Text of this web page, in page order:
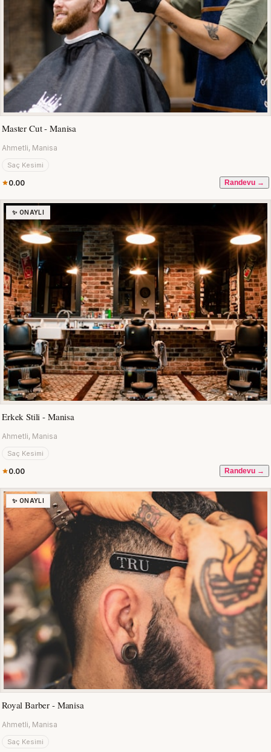
Master Cut - Manisa
Ahmetli, Manisa
Saç Kesimi
0.00 Randevu →
✨ ONAYLI
Erkek Stili - Manisa
Ahmetli, Manisa
Saç Kesimi
0.00 Randevu →
✨ ONAYLI
Royal Barber - Manisa
Ahmetli, Manisa
Saç Kesimi